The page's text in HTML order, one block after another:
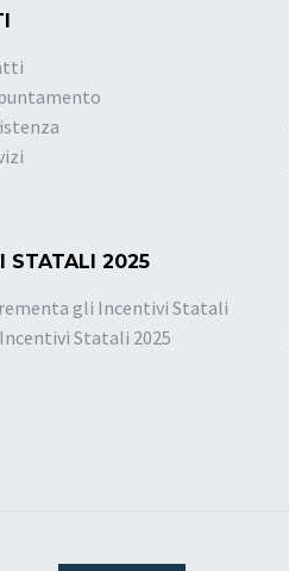
STATALI 2025
gli Incentivi Statali
Statali 2025